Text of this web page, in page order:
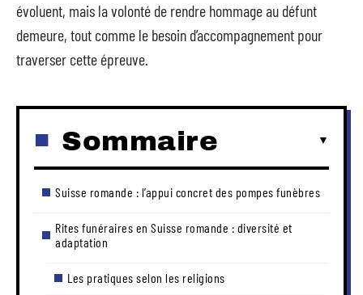
évoluent, mais la volonté de rendre hommage au défunt
demeure, tout comme le besoin d’accompagnement pour
traverser cette épreuve.
Sommaire
Suisse romande : l’appui concret des pompes funèbres
Rites funéraires en Suisse romande : diversité et
adaptation
Les pratiques selon les religions